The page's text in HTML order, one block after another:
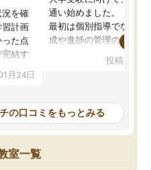
況を確
習計画
た点
結す
相談し
が身
、チャ
た。一
、最
月24日
通い始めました。
最初は個別指導でなく、
成や進捗の管理のみのコ
じ個別指導コースに変更
性が良くなかったです。
モチベーションが上がら
にやめてしまいました。
投稿日：
の口コミをもっとみる
室一覧